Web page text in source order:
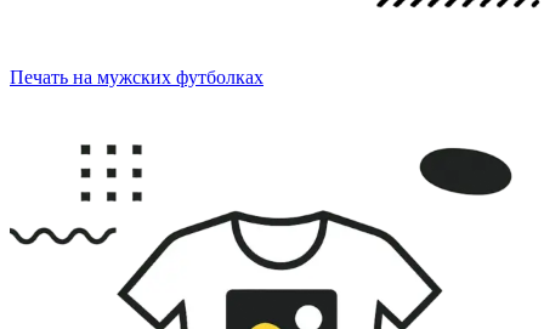
Печать на мужских футболках